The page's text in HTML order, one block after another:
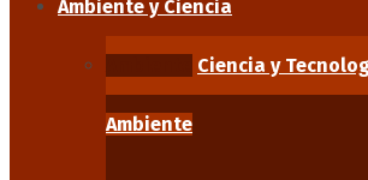
Ambiente y Ciencia
Ciencia y
Ambiente